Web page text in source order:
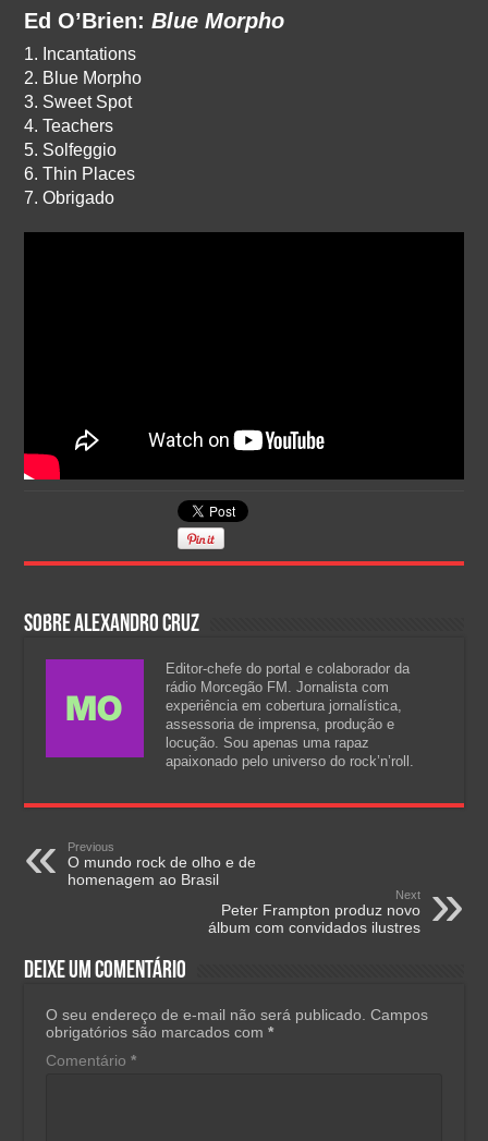
Ed O’Brien:Blue Morpho
1. Incantations
2. Blue Morpho
3. Sweet Spot
4. Teachers
5. Solfeggio
6. Thin Places
7. Obrigado
Sobre Alexandro Cruz
Editor-chefe do portal e colaborador da
rádio Morcegão FM. Jornalista com
experiência em cobertura jornalística,
assessoria de imprensa, produção e
locução. Sou apenas uma rapaz
apaixonado pelo universo do rock’n’roll.
Previous
O mundo rock de olho e de
homenagem ao Brasil
Next
Peter Frampton produz novo
álbum com convidados ilustres
Deixe um comentário
O seu endereço de e-mail não será publicado. Campos
obrigatórios são marcados com*
Comentário*